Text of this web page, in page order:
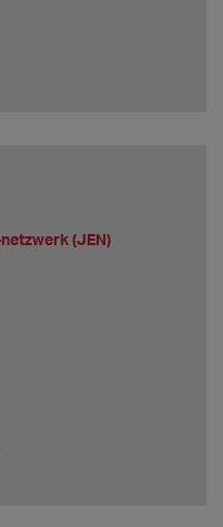
(JEN)